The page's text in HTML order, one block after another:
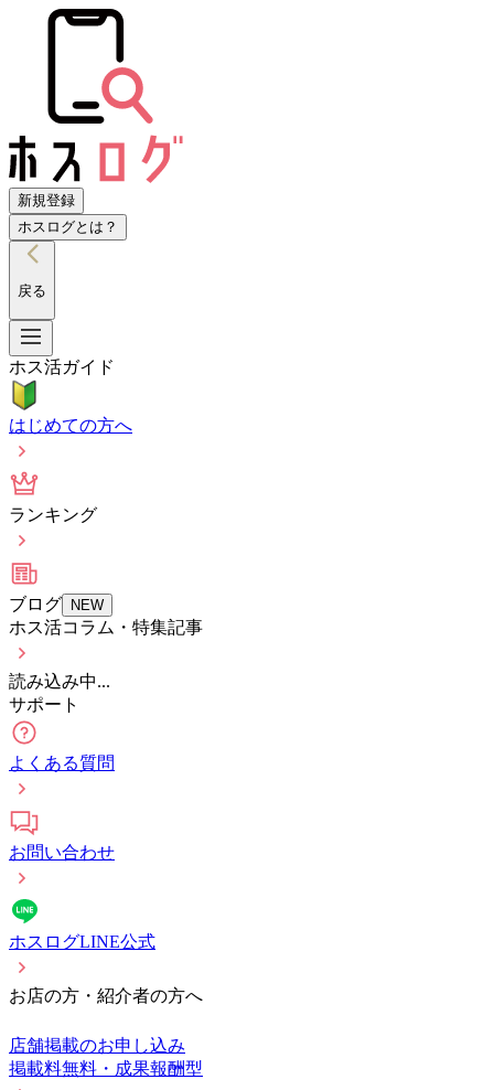
新規登録
ホスログとは？
戻る
ホス活ガイド
はじめての方へ
ランキング
ブログ NEW
ホス活コラム・特集記事
読み込み中...
サポート
よくある質問
お問い合わせ
ホスログLINE公式
お店の方・紹介者の方へ
店舗掲載のお申し込み
掲載料無料・成果報酬型